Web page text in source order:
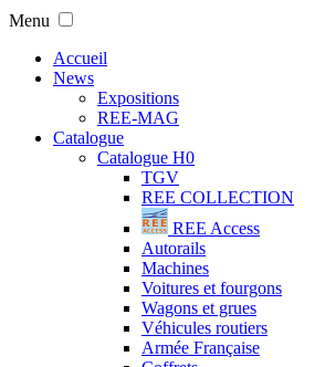
Menu
Accueil
News
Expositions
REE-MAG
Catalogue
Catalogue H0
TGV
REE COLLECTION
REE Access
Autorails
Machines
Voitures et fourgons
Wagons et grues
Véhicules routiers
Armée Française